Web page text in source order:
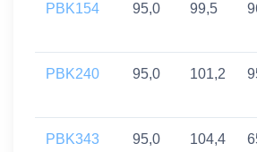
PBK154 95,0 99,5
PBK240 95,0 101,2
PBK343 95,0 104,4